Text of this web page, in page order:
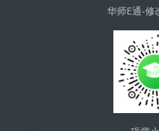
华师E通-修